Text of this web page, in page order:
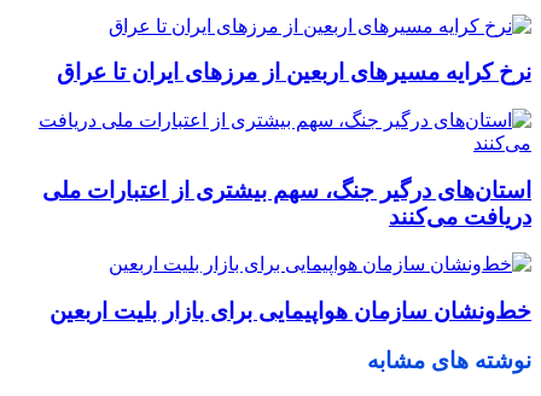
نرخ کرایه مسیرهای اربعین از مرزهای ایران تا عراق
استان‌های درگیر جنگ، سهم بیشتری از اعتبارات ملی
دریافت می‌کنند
خط‌ونشان سازمان هواپیمایی برای بازار بلیت اربعین
نوشته های مشابه